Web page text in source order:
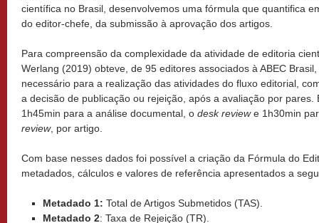
científica no Brasil, desenvolvemos uma fórmula que quantifica
do editor-chefe, da submissão à aprovação dos artigos.
Para compreensão da complexidade da atividade de editoria
Werlang (2019) obteve, de 95 editores associados à ABEC
necessário para a realização das atividades do fluxo editorial,
a decisão de publicação ou rejeição, após a avaliação por pares.
1h45min para a análise documental, o desk reviewe 1h30min
review, por artigo.
Com base nesses dados foi possível a criação da Fórmula do
metadados, cálculos e valores de referência apresentados a
Metadado 1: Total de Artigos Submetidos (TAS).
Metadado 2: Taxa de Rejeição (TR).